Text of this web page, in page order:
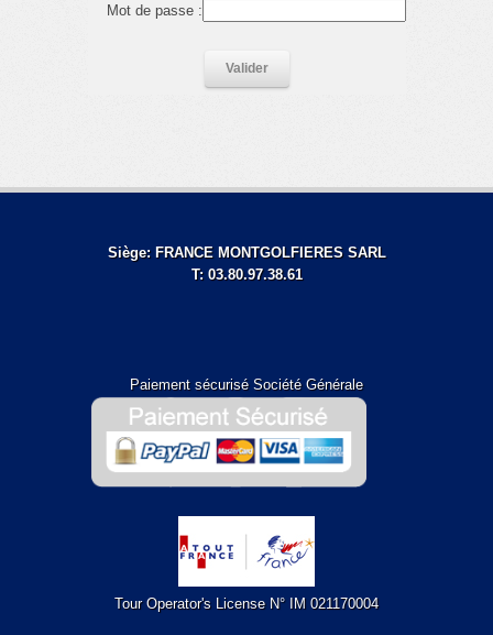
Mot de passe :
Valider
Siège: FRANCE MONTGOLFIERES SARL
T: 03.80.97.38.61
Paiement sécurisé Société Générale
Tour Operator's License N° IM 021170004